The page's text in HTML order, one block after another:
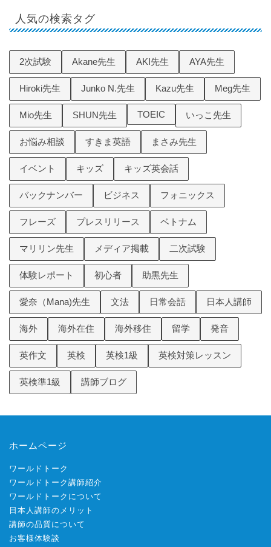
人気の検索タグ
2次試験 Akane先生 AKI先生 AYA先生
Hiroki先生 Junko N.先生 Kazu先生 Meg先生
Mio先生 SHUN先生 TOEIC いっこ先生
お悩み相談 すきま英語 まさみ先生
イベント キッズ キッズ英会話
バックナンバー ビジネス フォニックス
フレーズ プレスリリース ベトナム
マリリン先生 メディア掲載 二次試験
体験レポート 初心者 助黒先生
愛奈（Mana)先生 文法 日常会話 日本人講師
海外 海外在住 海外移住 留学 発音
英作文 英検 英検1級 英検対策レッスン
英検準1級 講師ブログ
ホームページ
ワールドトーク
ワールドトーク講師紹介
ワールドトークについて
日本人講師のメリット
講師の品質について
お客様体験談